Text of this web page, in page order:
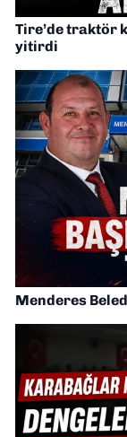
Tire’de traktör
yitirdi
Menderes